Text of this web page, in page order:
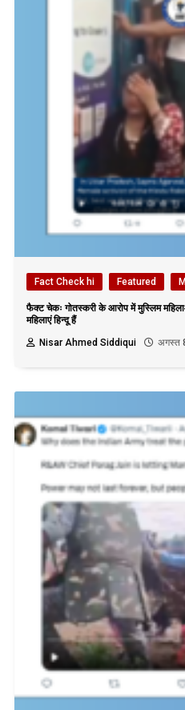
Fact Check hi Featured
फैक्ट चेकः गोतस्करी के आरोप में मुस्लिम
महिलाएं हिन्दू हैं
Nisar Ahmed Siddiqui
अगस्त